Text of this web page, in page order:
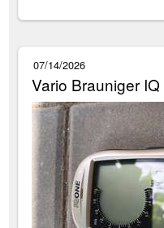
07/14/2026
Vario Brauniger